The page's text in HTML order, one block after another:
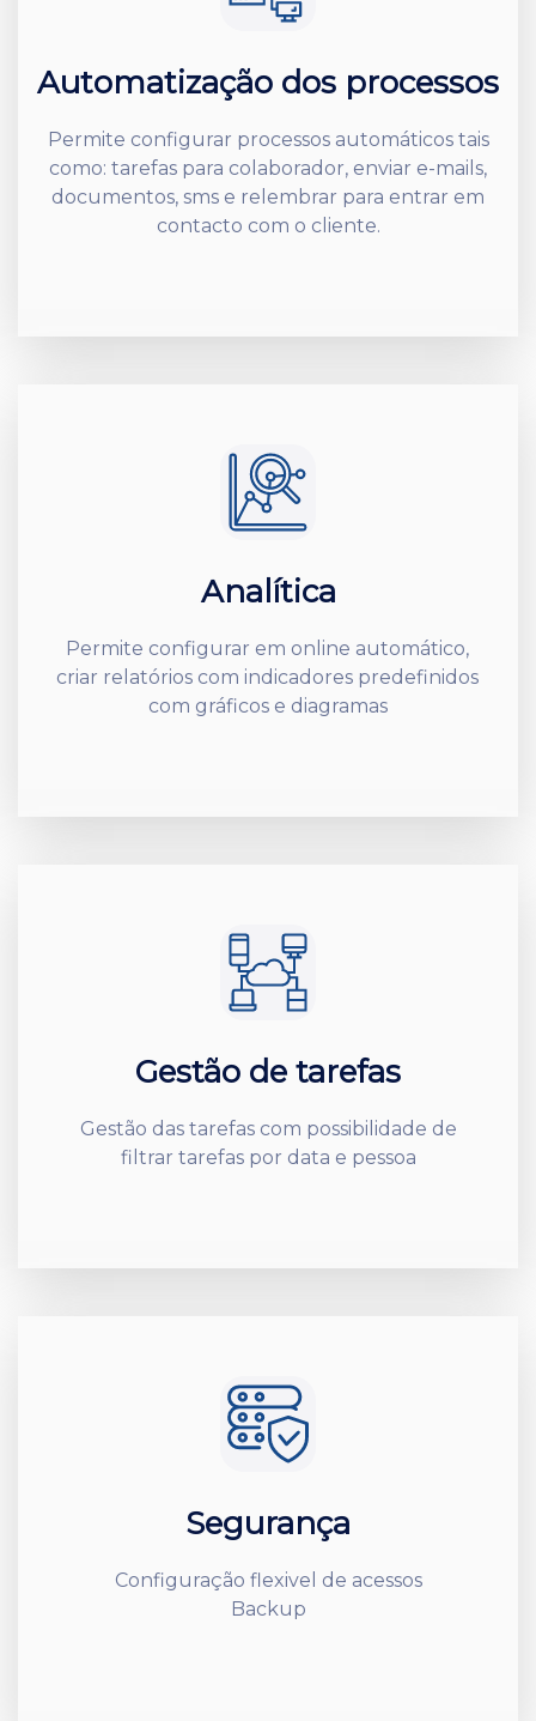
Automatização dos processos
Permite configurar processos automáticos tais
como: tarefas para colaborador, enviar e-mails,
documentos, sms e relembrar para entrar em
contacto com o cliente.
Analítica
Permite configurar em online automático,
criar relatórios com indicadores predefinidos
com gráficos e diagramas
Gestão de tarefas
Gestão das tarefas com possibilidade de
filtrar tarefas por data e pessoa
Segurança
Configuração flexivel de acessos
Backup